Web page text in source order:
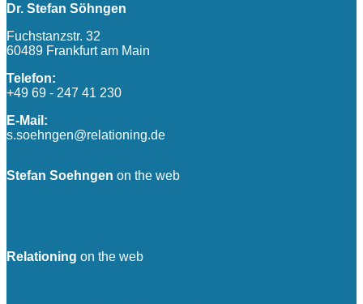
Dr. Stefan Söhngen
Fuchstanzstr. 32
60489 Frankfurt am Main
Telefon:
+49 69 - 247 41 230
E-Mail:
s.soehngen@relationing.de
Stefan Soehngen on the web
Relationing on the web